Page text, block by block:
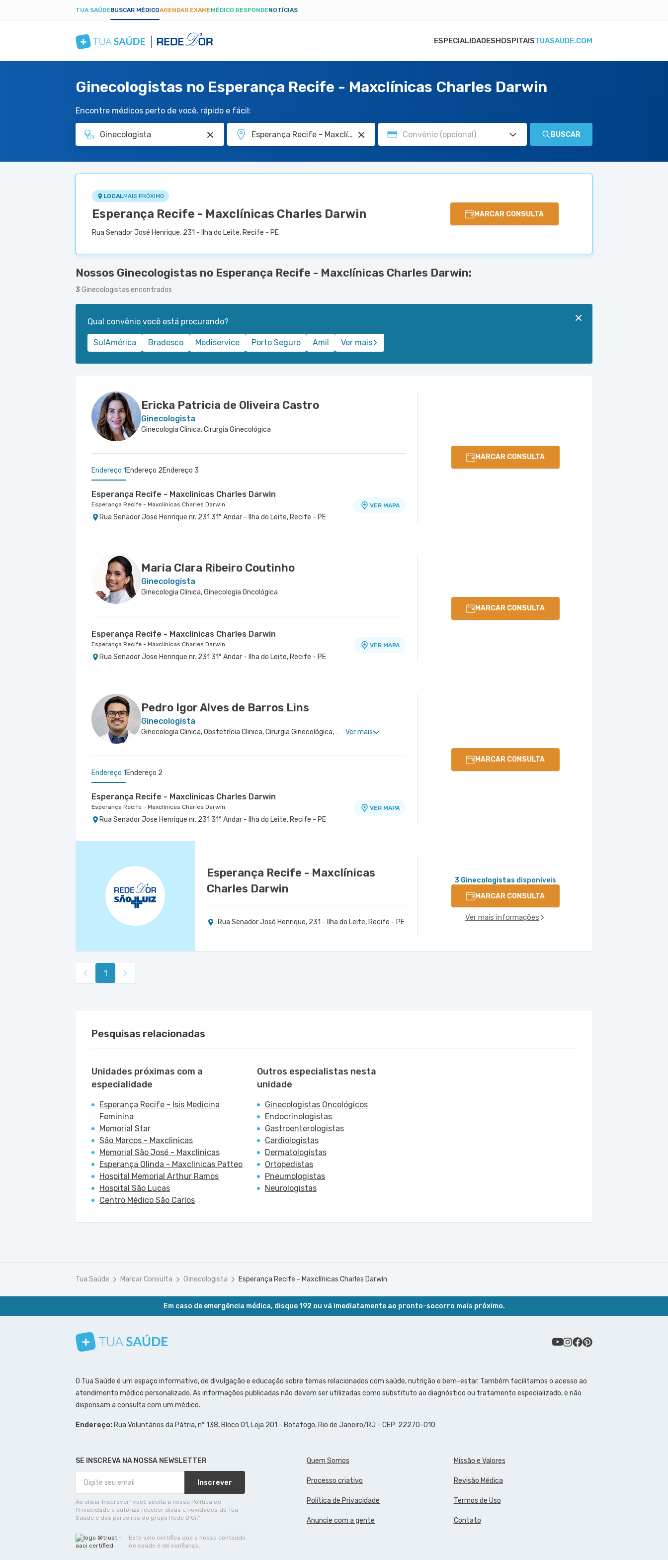
TUA SAÚDEBUSCAR MÉDICOAGENDAR EXAMEMÉDICO RESPONDENOTÍCIAS
ESPECIALIDADESHOSPITAISTUASAUDE.COM
Ginecologistas no Esperança Recife - Maxclínicas Charles Darwin
Encontre médicos perto de você, rápido e fácil:
BUSCAR
LOCALMAIS PRÓXIMO
Esperança Recife - Maxclínicas Charles Darwin
Rua Senador José Henrique, 231 - Ilha do Leite, Recife - PE
MARCAR CONSULTA
Nossos Ginecologistas no Esperança Recife - Maxclínicas Charles Darwin:
3 Ginecologistas encontrados
Qual convênio você está procurando?
SulAmérica Bradesco Mediservice Porto Seguro Amil Ver mais
Ericka Patricia de Oliveira Castro
Ginecologista
Ginecologia Clinica, Cirurgia Ginecológica
MARCAR CONSULTA
Endereço 1 Endereço 2Endereço 3
Esperança Recife - Maxclinicas Charles Darwin
Esperança Recife - Maxclínicas Charles Darwin
Rua Senador Jose Henrique nr. 231 31° Andar - Ilha do Leite, Recife - PE
VER MAPA
Olinda - PE
Maria Clara Ribeiro Coutinho
Ginecologista
Ginecologia Clinica, Ginecologia Oncológica
MARCAR CONSULTA
Esperança Recife - Maxclinicas Charles Darwin
Esperança Recife - Maxclínicas Charles Darwin
Rua Senador Jose Henrique nr. 231 31° Andar - Ilha do Leite, Recife - PE
VER MAPA
Pedro Igor Alves de Barros Lins
Ginecologista
Ginecologia Clinica, Obstetrícia Clinica, Cirurgia Ginecológica, Uroginecologia Ver mais
MARCAR CONSULTA
Endereço 1 Endereço 2
Esperança Recife - Maxclinicas Charles Darwin
Esperança Recife - Maxclínicas Charles Darwin
Rua Senador Jose Henrique nr. 231 31° Andar - Ilha do Leite, Recife - PE
VER MAPA
Memorial São José - Maxclinicas
Esperança Recife - Maxclínicas
Charles Darwin
Rua Senador José Henrique, 231 - Ilha do Leite, Recife - PE
3 Ginecologistas disponíveis
MARCAR CONSULTA
Ver mais informações
1
Pesquisas relacionadas
Unidades próximas com a
especialidade
Esperança Recife - Isis Medicina
Feminina
Memorial Star
São Marcos - Maxclinicas
Memorial São José - Maxclinicas
Esperança Olinda - Maxclinicas Patteo
Hospital Memorial Arthur Ramos
Hospital São Lucas
Centro Médico São Carlos
Outros especialistas nesta
unidade
Ginecologistas Oncológicos
Endocrinologistas
Gastroenterologistas
Cardiologistas
Dermatologistas
Ortopedistas
Pneumologistas
Neurologistas
Tua Saúde Marcar Consulta Ginecologista Esperança Recife - Maxclínicas Charles Darwin
Em caso de emergência médica, disque 192 ou vá imediatamente ao pronto-socorro mais próximo.
Conheça nosso canal
Siga a gente no Instagram
Siga a gente no Facebook
Siga a gente no Pinterest
O Tua Saúde é um espaço informativo, de divulgação e educação sobre temas relacionados com saúde, nutrição e bem-estar. Também facilitamos o acesso ao
atendimento médico personalizado. As informações publicadas não devem ser utilizadas como substituto ao diagnóstico ou tratamento especializado, e não
dispensam a consulta com um médico.
Endereço: Rua Voluntários da Pátria, n° 138, Bloco 01, Loja 201 - Botafogo, Rio de Janeiro/RJ - CEP: 22270-010
SE INSCREVA NA NOSSA NEWSLETTER
Inscrever
Ao clicar Inscrever" você aceita a nossa Política de
Privacidade e autoriza receber dicas e novidades do Tua
Saúde e dos parceiros do grupo Rede D'Or."
Quem Somos Missão e Valores
Processo criativo Revisão Médica
Política de Privacidade Termos de Uso
Anuncie com a gente Contato
Este selo certifica que o nosso conteúdo
de saúde é de confiança.